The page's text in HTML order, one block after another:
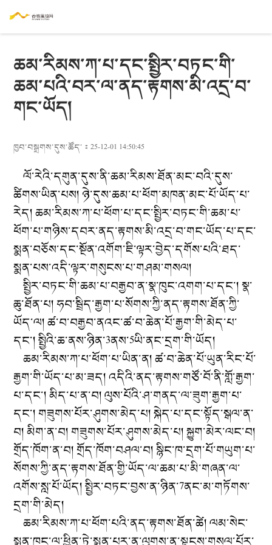
ཆམ་རིམས་ཀ་པ་དང་སྤྱིར་བཏང་གི་
ཆམ་པའི་བར་ལ་ནད་རྟགས་མི་འདྲ་བ་
གང་ཡོད།
ཁྱབ་བསྒྲགས་དུས་ཚོད་：25-12-01 14:50:45
ལོ་རེའི་དགུན་དུས་ནི་ཆམ་རིམས་ཐོན་མང་བའི་དུས་
ཚིགས་ཡིན་པས། ཉེ་དུས་ཆམ་པ་ཕོག་མཁན་མང་པོ་ཡོད་པ་
རེད། ཆམ་རིམས་ཀ་པ་ཕོག་པ་དང་སྤྱིར་བཏང་གི་ཆམ་པ་
ཕོག་པ་གཉིས་དབར་ནད་རྟགས་མི་འདྲ་བ་གང་ཡོད་པ་དང་
སྨན་བཅོས་དང་སྔོན་འགོག་ཇི་ལྟར་བྱེད་དགོས་པའི་ཐད་
སྨན་པས་འདི་ལྟར་གསུངས་པ་གཤམ་གསལ།
སྤྱིར་བཏང་གི་ཆམ་པ་བརྒྱབ་ན་སྣ་ཁུང་འགག་པ་དང་། སྣ་
ཆུ་ཐོན་པ། ཧབ་སྦྲིད་རྒྱག་པ་སོགས་ཀྱི་ནད་རྟགས་ཐོན་ཀྱི་
ཡོད་ལ། ཚ་བ་བརྒྱབ་ནའང་ཚ་བ་ཆེན་པོ་རྒྱག་གི་མེད་པ་
དང་། སྤྱིའི་ཆ་ནས་ཉིན་3ནས་5ཡི་ནང་དྲག་གི་ཡོད།
ཆམ་རིམས་ཀ་པ་ཕོག་པ་ཡིན་ན། ཚ་བ་ཆེན་པོ་ཡུན་རིང་པོ་
རྒྱག་གི་ཡོད་པ་མ་ཟད། འདིའི་ནད་རྟགས་གཙོ་བོ་ནི་གློ་རྒྱག་
པ་དང་། མིད་པ་ན་བ། ལུས་པོའི་ཤ་གནད་ལ་ཟུག་རྒྱག་པ་
དང་། གཟུགས་པོར་ཤུགས་མེད་པ། སྐེད་པ་དང་སྟོད་སྒལ་ན་
བ། མིག་ན་བ། གཟུགས་པོར་ཤུགས་མེད་པ། སྐྱུག་མེར་ལང་བ།
གྲོད་ཁོག་ན་བ། གྲོད་ཁོག་བཤལ་བ། སྙིང་ཁ་དྲག་པོ་གཡུག་པ་
སོགས་ཀྱི་ནད་རྟགས་ཐོན་གྱི་ཡོད་ལ་ཆམ་པ་མི་གཞན་ལ་
འགོས་སླ་པོ་ཡོད། སྤྱིར་བཏང་བྱས་ན་ཉིན་7ནང་མ་གཏོགས་
དྲག་གི་མེད།
ཆམ་རིམས་ཀ་པ་ཕོག་པའི་ནད་རྟགས་ཐོན་ཚེ། ལམ་སེང་
སྨན་ཁང་ལ་ཕྱིན་ཏེ་སྨན་པར་ན་ལུགས་ན་སྟངས་གསལ་པོར་